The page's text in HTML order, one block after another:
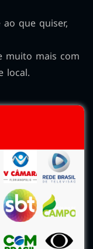
ao que quiser,
muito mais com
local.